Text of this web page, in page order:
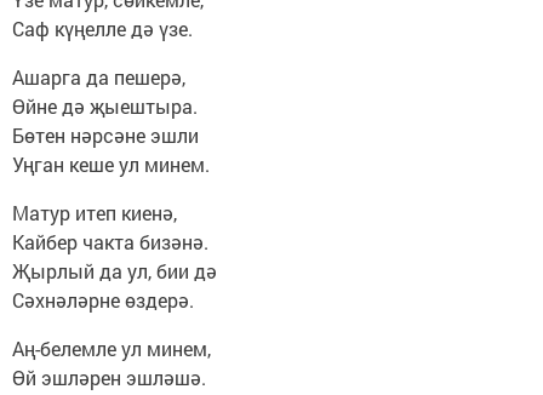
Саф күңелле дә үзе.
Ашарга да пешерә,
Өйне дә җыештыра.
Бөтен нәрсәне эшли
Уңган кеше ул минем.
Матур итеп киенә,
Кайбер чакта бизәнә.
Җырлый да ул, бии дә
Сәхнәләрне өздерә.
Аң-белемле ул минем,
Өй эшләрен эшләшә.